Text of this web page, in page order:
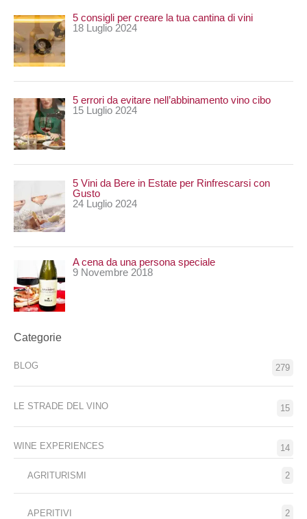
5 consigli per creare la tua cantina di vini
18 Luglio 2024
5 errori da evitare nell’abbinamento vino cibo
15 Luglio 2024
5 Vini da Bere in Estate per Rinfrescarsi con
Gusto
24 Luglio 2024
A cena da una persona speciale
9 Novembre 2018
Categorie
BLOG 279
LE STRADE DEL VINO 15
WINE EXPERIENCES 14
AGRITURISMI 2
APERITIVI 2